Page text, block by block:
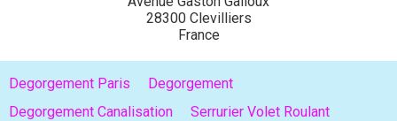
28300 Clevilliers
France
Degorgement Paris
Degorgement
Degorgement Canalisation
Serrurier Volet Roulant